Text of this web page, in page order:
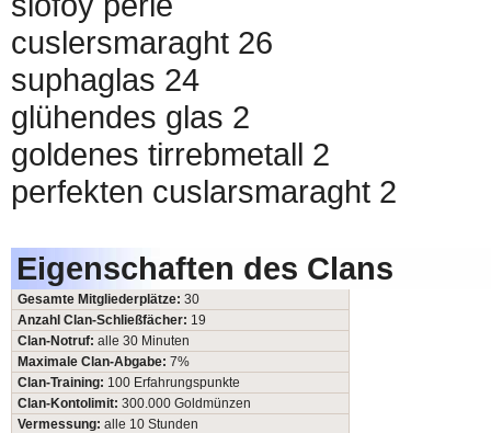
cuslersmaraght 26
suphaglas 24
glühendes glas 2
goldenes tirrebmetall 2
perfekten cuslarsmaraght 2
Eigenschaften des Clans
Gesamte Mitgliederplätze: 30
Anzahl Clan-Schließfächer: 19
Clan-Notruf: alle 30 Minuten
Maximale Clan-Abgabe: 7%
Clan-Training: 100 Erfahrungspunkte
Clan-Kontolimit: 300.000 Goldmünzen
Vermessung: alle 10 Stunden